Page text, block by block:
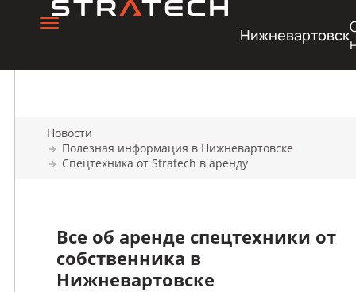
Нижневартовск
Новости
Полезная информация в Нижневартовске
Спецтехника от Stratech в аренду
Все об аренде спецтехники от
собственника в
Нижневартовске